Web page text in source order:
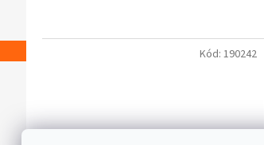
Kód: 190242